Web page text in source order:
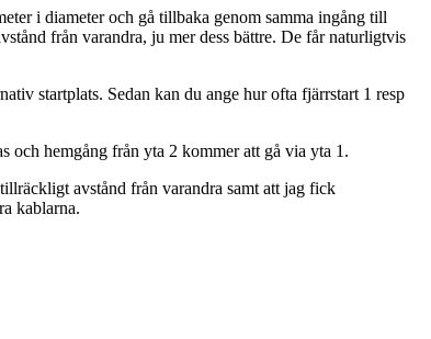
i diameter och gå tillbaka genom samma ingång till
från varandra, ju mer dess bättre. De får naturligtvis
startplats. Sedan kan du ange hur ofta fjärrstart 1 resp
hemgång från yta 2 kommer att gå via yta 1.
avstånd från varandra samt att jag fick
kablarna.